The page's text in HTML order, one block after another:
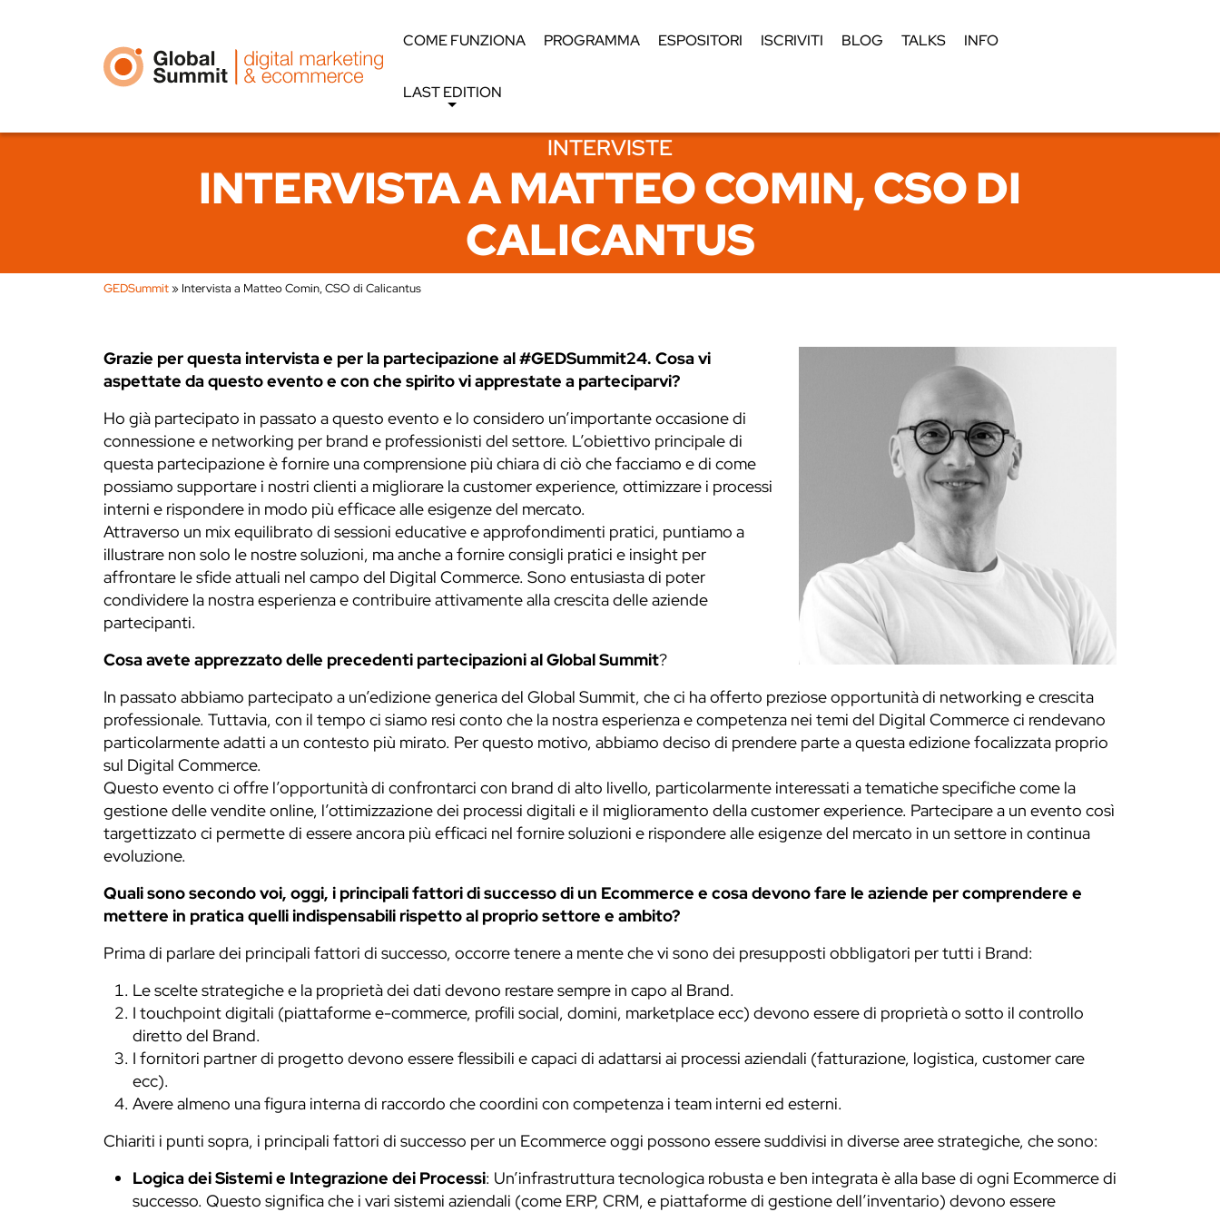
COME FUNZIONA PROGRAMMA ESPOSITORI ISCRIVITI BLOG TALKS INFO
LAST EDITION
INTERVISTE
INTERVISTA A MATTEO COMIN, CSO DI
CALICANTUS
GEDSummit» Intervista a Matteo Comin, CSO di Calicantus
Grazie per questa intervista e per la partecipazione al #GEDSummit24. Cosa vi
aspettate da questo evento e con che spirito vi apprestate a parteciparvi?
Ho già partecipato in passato a questo evento e lo considero un’importante occasione di
connessione e networking per brand e professionisti del settore. L’obiettivo principale di
questa partecipazione è fornire una comprensione più chiara di ciò che facciamo e di come
possiamo supportare i nostri clienti a migliorare la customer experience, ottimizzare i processi
interni e rispondere in modo più efficace alle esigenze del mercato.
Attraverso un mix equilibrato di sessioni educative e approfondimenti pratici, puntiamo a
illustrare non solo le nostre soluzioni, ma anche a fornire consigli pratici e insight per
affrontare le sfide attuali nel campo del Digital Commerce. Sono entusiasta di poter
condividere la nostra esperienza e contribuire attivamente alla crescita delle aziende
partecipanti.
Cosa avete apprezzato delle precedenti partecipazioni al Global Summit?
In passato abbiamo partecipato a un’edizione generica del Global Summit, che ci ha offerto preziose opportunità di networking e crescita
professionale. Tuttavia, con il tempo ci siamo resi conto che la nostra esperienza e competenza nei temi del Digital Commerce ci rendevano
particolarmente adatti a un contesto più mirato. Per questo motivo, abbiamo deciso di prendere parte a questa edizione focalizzata proprio
sul Digital Commerce.
Questo evento ci offre l’opportunità di confrontarci con brand di alto livello, particolarmente interessati a tematiche specifiche come la
gestione delle vendite online, l’ottimizzazione dei processi digitali e il miglioramento della customer experience. Partecipare a un evento così
targettizzato ci permette di essere ancora più efficaci nel fornire soluzioni e rispondere alle esigenze del mercato in un settore in continua
evoluzione.
Quali sono secondo voi, oggi, i principali fattori di successo di un Ecommerce e cosa devono fare le aziende per comprendere e
mettere in pratica quelli indispensabili rispetto al proprio settore e ambito?
Prima di parlare dei principali fattori di successo, occorre tenere a mente che vi sono dei presupposti obbligatori per tutti i Brand:
Le scelte strategiche e la proprietà dei dati devono restare sempre in capo al Brand.
I touchpoint digitali (piattaforme e-commerce, profili social, domini, marketplace ecc) devono essere di proprietà o sotto il controllo
diretto del Brand.
I fornitori partner di progetto devono essere flessibili e capaci di adattarsi ai processi aziendali (fatturazione, logistica, customer care
ecc).
Avere almeno una figura interna di raccordo che coordini con competenza i team interni ed esterni.
Chiariti i punti sopra, i principali fattori di successo per un Ecommerce oggi possono essere suddivisi in diverse aree strategiche, che sono:
Logica dei Sistemi e Integrazione dei Processi: Un’infrastruttura tecnologica robusta e ben integrata è alla base di ogni Ecommerce di
successo. Questo significa che i vari sistemi aziendali (come ERP, CRM, e piattaforme di gestione dell’inventario) devono essere